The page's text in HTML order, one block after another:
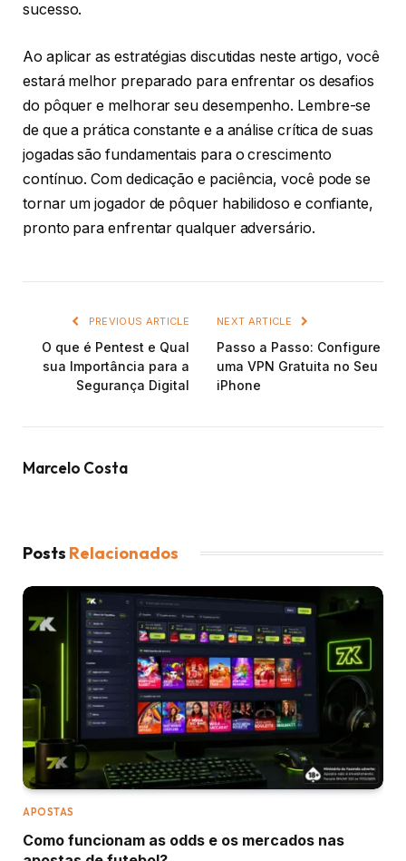
sucesso.
Ao aplicar as estratégias discutidas neste artigo, você
estará melhor preparado para enfrentar os desafios
do pôquer e melhorar seu desempenho. Lembre-se
de que a prática constante e a análise crítica de suas
jogadas são fundamentais para o crescimento
contínuo. Com dedicação e paciência, você pode se
tornar um jogador de pôquer habilidoso e confiante,
pronto para enfrentar qualquer adversário.
PREVIOUS ARTICLE
O que é Pentest e Qual
sua Importância para a
Segurança Digital
NEXT ARTICLE
Passo a Passo: Configure
uma VPN Gratuita no Seu
iPhone
Marcelo Costa
Posts Relacionados
APOSTAS
Como funcionam as odds e os mercados nas